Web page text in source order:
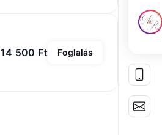
14 500 Ft Foglalás